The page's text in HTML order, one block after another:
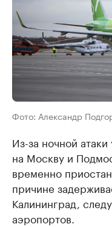
Фото: Александр
Из-за ночной
на Москву и
временно
причине
Калининград,
аэропортов.